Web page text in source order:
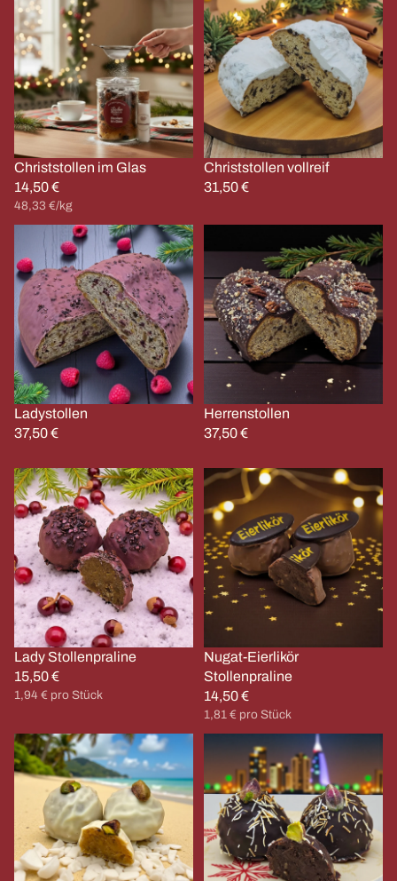
im
Glas
Christstollen im Glas
14,50 €
Grundpreis
48,33 €/kg
vollreif
Ausverkauft
Christstollen vollreif
31,50 €
Ladystollen
Ladystollen
37,50 €
Herrenstollen
37,50 €
Lady
Stollenpraline
Lady Stollenpraline
15,50 €
Grundpreis
1,94 € pro Stück
Nugat-
Eierlikör
Stollenpraline
Nugat-Eierlikör
Stollenpraline
14,50 €
Grundpreis
1,81 € pro Stück
Hawaii
Stollenpraline
Style
Stollenpraline